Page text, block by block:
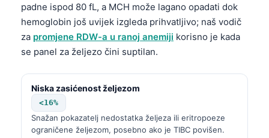
padne ispod 80 fL, a MCH može lagano opadati dok
hemoglobin još uvijek izgleda prihvatljivo; naš vodič
za promjene RDW-a u ranoj anemiji korisno je kada
se panel za željezo čini suptilan.
Niska zasićenost željezom
<16%
Snažan pokazatelj nedostatka željeza ili eritropoeze
ograničene željezom, posebno ako je TIBC povišen.